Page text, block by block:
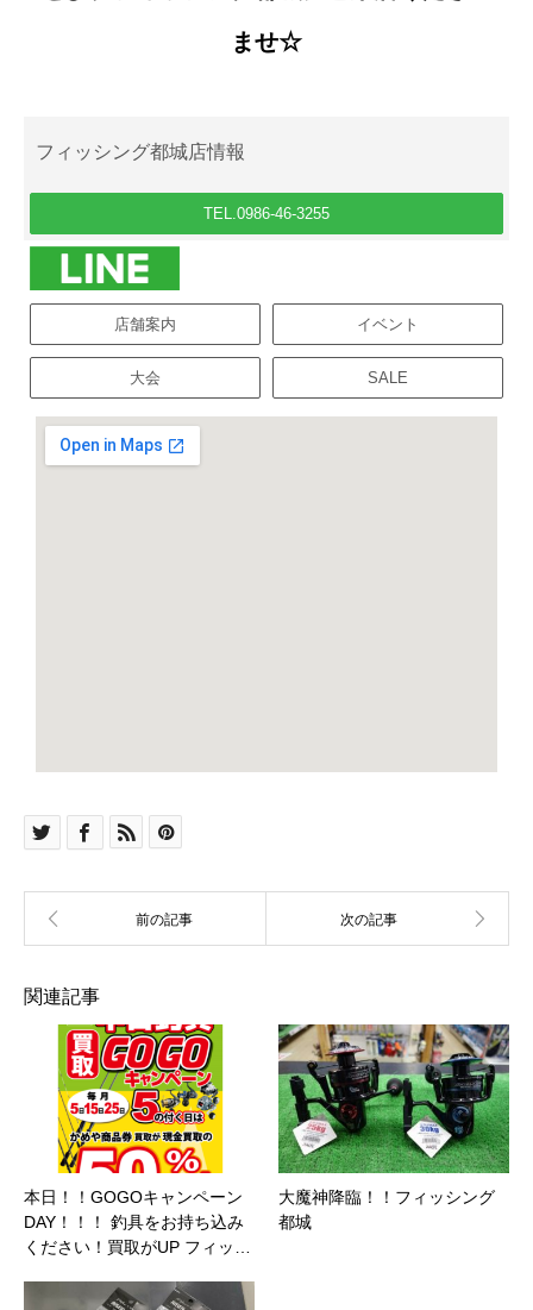
ませ☆
フィッシング都城店情報
TEL.0986-46-3255
店舗案内 イベント
大会 SALE
関連記事
本日！！GOGOキャンペーン
DAY！！！ 釣具をお持ち込み
ください！買取がUP フィッ…
大魔神降臨！！フィッシング
都城